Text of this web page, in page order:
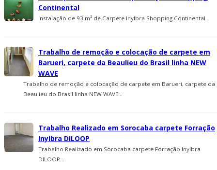
Continental
Instalação de 93 m² de Carpete Inylbra Shopping Continental...
Trabalho de remoção e colocação de carpete em
Barueri, carpete da Beaulieu do Brasil linha NEW
WAVE
Trabalho de remoção e colocação de carpete em Barueri, carpete da
Beaulieu do Brasil linha NEW WAVE...
Trabalho Realizado em Sorocaba carpete Forração
Inylbra DILOOP
Trabalho Realizado em Sorocaba carpete Forração Inylbra
DILOOP...